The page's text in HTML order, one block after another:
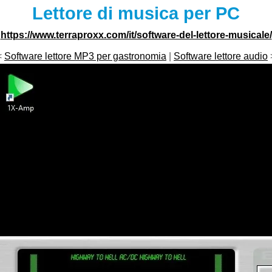
Lettore di musica per PC
https://www.terraproxx.com/it/software-del-lettore-musicale/
Software lettore MP3 per gastronomia Software lettore audio